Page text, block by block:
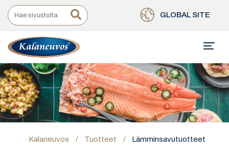
GLOBAL SITE
Kalaneuvos / Tuotteet / Lämminsavutuotteet